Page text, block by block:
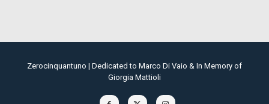
Zerocinquantuno | Dedicated to Marco Di Vaio & In Memory of
Giorgia Mattioli